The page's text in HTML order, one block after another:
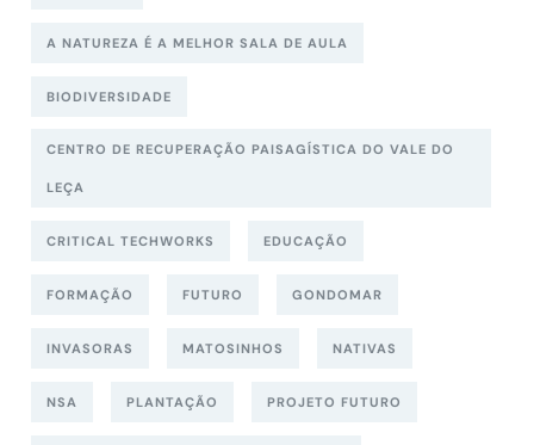
A NATUREZA É A MELHOR SALA DE AULA
BIODIVERSIDADE
CENTRO DE RECUPERAÇÃO PAISAGÍSTICA DO VALE DO
LEÇA
CRITICAL TECHWORKS EDUCAÇÃO
FORMAÇÃO FUTURO GONDOMAR
INVASORAS MATOSINHOS NATIVAS
NSA PLANTAÇÃO PROJETO FUTURO